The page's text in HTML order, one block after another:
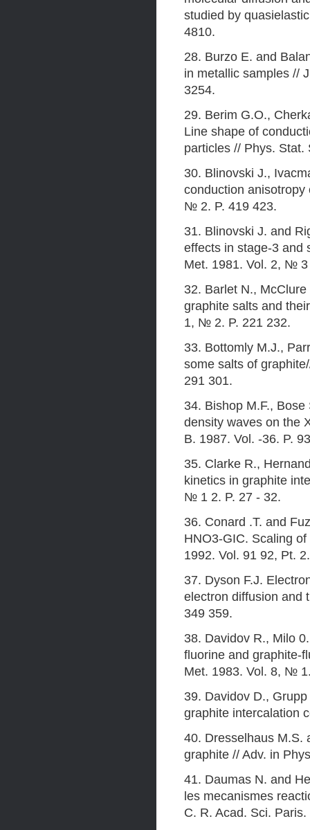
studied by
4810.
28. Burzo E. and
in metallic samples //
3254.
29. Berim G.O.,
Line shape of
particles // Phys. Stat.
30. Blinovski J.,
conduction anisotropy
№ 2. P. 419 423.
31. Blinovski J. and
effects in stage-3 and
Met. 1981. Vol. 2, № 3
32. Barlet N.,
graphite salts and
1, № 2. P. 221 232.
33. Bottomly M.J.,
some salts of
291 301.
34. Bishop M.F.,
density waves on the
B. 1987. Vol. -36. P.
35. Clarke R.,
kinetics in graphite
№ 1 2. P. 27 - 32.
36. Conard .T. and
HNO3-GIC. Scaling
1992. Vol. 91 92, Pt.
37. Dyson F.J.
electron diffusion and
349 359.
38. Davidov R., Milo
fluorine and graphite-
Met. 1983. Vol. 8, №
39. Davidov D.,
graphite intercalation
40. Dresselhaus M.S.
graphite // Adv. in
41. Daumas N. and
les mecanismes
C. R. Acad. Sci.